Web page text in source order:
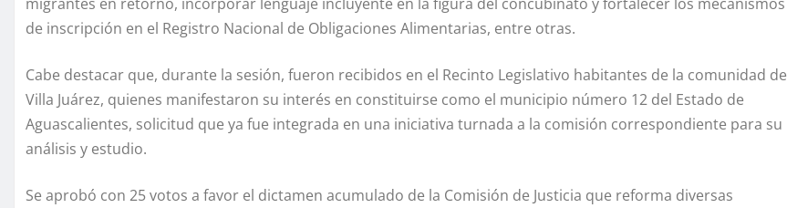
migrantes en retorno, incorporar lenguaje incluyente en la figura del concubinato y fortalecer los mecanismos
de inscripción en el Registro Nacional de Obligaciones Alimentarias, entre otras.
Cabe destacar que, durante la sesión, fueron recibidos en el Recinto Legislativo habitantes de la comunidad de
Villa Juárez, quienes manifestaron su interés en constituirse como el municipio número 12 del Estado de
Aguascalientes, solicitud que ya fue integrada en una iniciativa turnada a la comisión correspondiente para su
análisis y estudio.
Se aprobó con 25 votos a favor el dictamen acumulado de la Comisión de Justicia que reforma diversas